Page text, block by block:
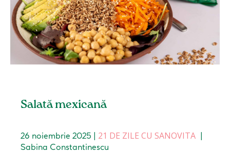
Salată mexicană
26 noiembrie 2025 21 DE ZILE CU SANOVITA
Sabina Constantinescu